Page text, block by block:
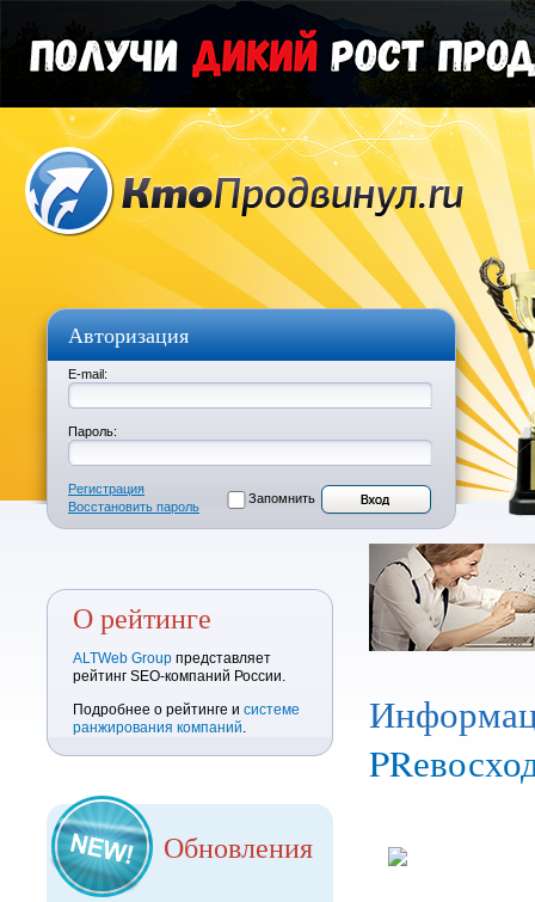
Авторизация
E-mail:
Пароль:
Регистрация
Восстановить пароль
Запомнить
О рейтинге
ALTWeb Group представляет
рейтинг SEO-компаний России.
Подробнее о рейтинге и системе
ранжирования компаний.
Обновления